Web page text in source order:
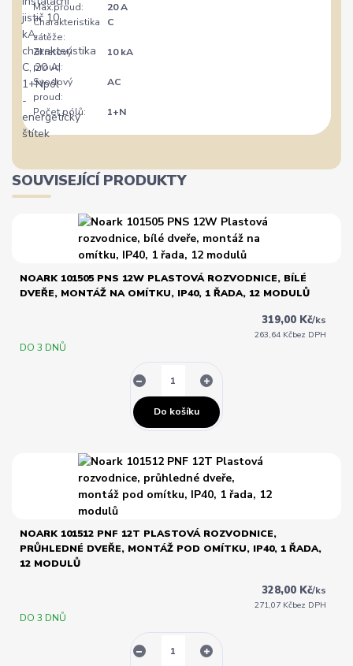
Max.proud:
20 A
Charakteristika
zátěže:
C
Zkratový
proud:
10 kA
Svodový
proud:
AC
Počet pólů: 1+N
SOUVISEJÍCÍ PRODUKTY
NOARK 101505 PNS 12W PLASTOVÁ ROZVODNICE, BÍLÉ
DVEŘE, MONTÁŽ NA OMÍTKU, IP40, 1 ŘADA, 12 MODULŮ
319,00 Kč/ks
263,64 Kčbez DPH
DO 3 DNŮ
Do košíku
NOARK 101512 PNF 12T PLASTOVÁ ROZVODNICE,
PRŮHLEDNÉ DVEŘE, MONTÁŽ POD OMÍTKU, IP40, 1 ŘADA,
12 MODULŮ
328,00 Kč/ks
271,07 Kčbez DPH
DO 3 DNŮ